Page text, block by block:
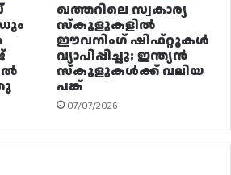
ഖത്തറിലെ സ്വകാര്യ
സ്കൂളുകളിൽ
ഈവനിംഗ് ഷിഫ്റ്റുകൾ
വ്യാപിപ്പിച്ചു; ഇന്ത്യൻ
സ്കൂളുകൾക്ക് വലിയ
പങ്ക്
07/07/2026